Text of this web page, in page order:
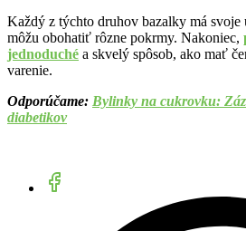
Každý z týchto druhov bazalky má svoje
môžu obohatiť rôzne pokrmy. Nakoniec,
jednoduché a skvelý spôsob, ako mať
varenie.
Odporúčame: Bylinky na cukrovku:
diabetikov